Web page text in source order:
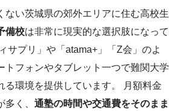
ない茨城県の郊外エリアに住む高校生
備校は非常に現実的な選択肢になって
サプリ」や「atama+」「Z会」のよ
トフォンやタブレット一つで難関大学
る環境を提供しています。 月額料金
く、 通塾の時間や交通費をそのまま